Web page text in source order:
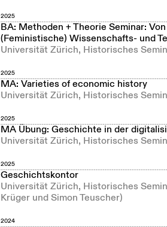
2025
BA: Methoden + Theorie Seminar:
(Feministische) Wissenschafts- und
Universität Zürich, Historisches
2025
MA: Varieties of economic history
Universität Zürich, Historisches
2025
MA Übung: Geschichte in der
Universität Zürich, Historisches
2025
Geschichtskontor
Universität Zürich, Historisches
Krüger und Simon Teuscher)
2024